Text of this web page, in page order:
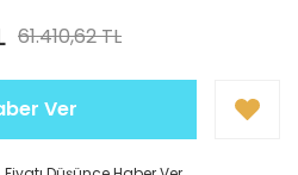
61.410,62 TL
Ver